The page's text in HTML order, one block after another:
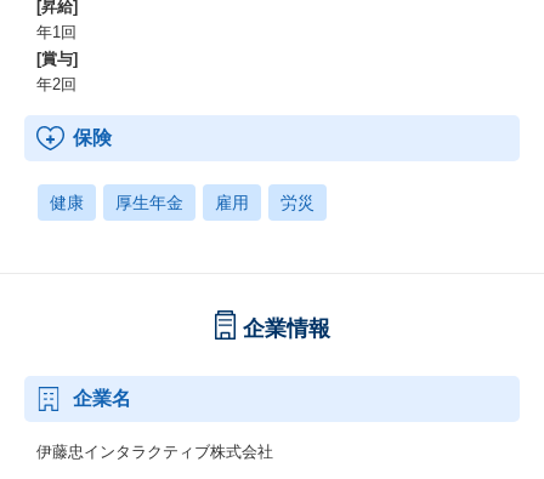
[昇給]
年1回
[賞与]
年2回
保険
健康 厚生年金 雇用 労災
企業情報
企業名
伊藤忠インタラクティブ株式会社